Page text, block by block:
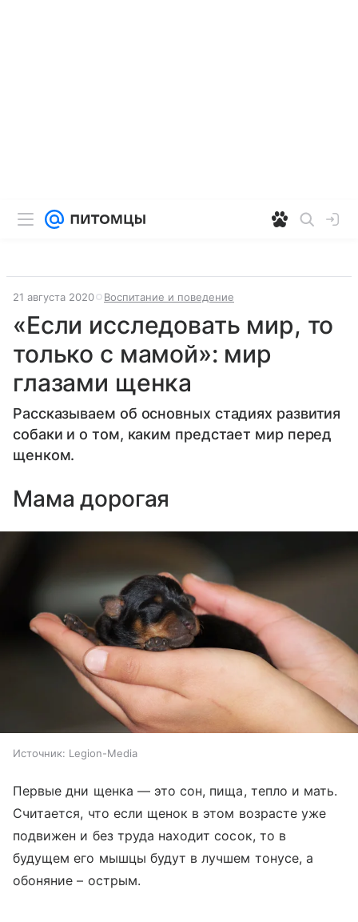
21 августа 2020 Воспитание и поведение
«Если исследовать мир, то
только с мамой»: мир
глазами щенка
Рассказываем об основных стадиях развития
собаки и о том, каким предстает мир перед
щенком.
Мама дорогая
Источник: Legion-Media
Первые дни щенка — это сон, пища, тепло и мать.
Считается, что если щенок в этом возрасте уже
подвижен и без труда находит сосок, то в
будущем его мышцы будут в лучшем тонусе, а
обоняние – острым.